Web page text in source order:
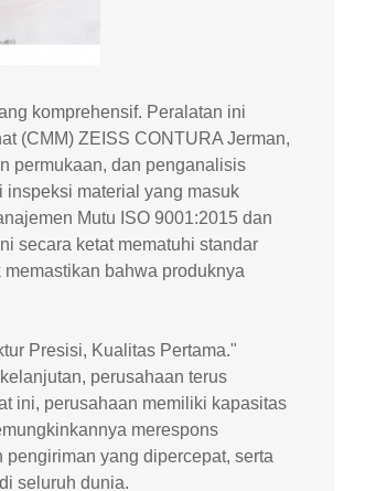
komprehensif. Peralatan ini
(CMM) ZEISS CONTURA Jerman,
permukaan, dan penganalisis
material yang masuk
Mutu ISO 9001:2015 dan
secara ketat mematuhi standar
bahwa produknya
Presisi, Kualitas Pertama."
perusahaan terus
ini, perusahaan memiliki kapasitas
merespons
yang dipercepat, serta
seluruh dunia.